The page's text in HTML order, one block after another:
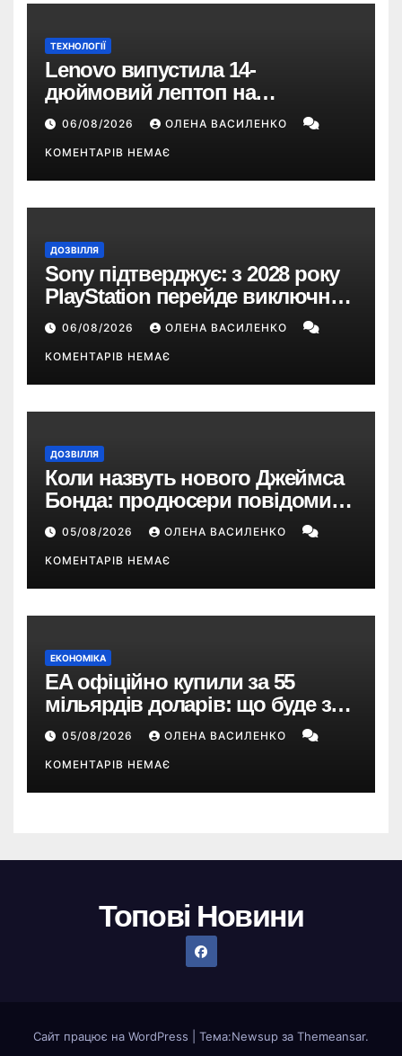
ТЕХНОЛОГІЇ
Lenovo випустила 14-
дюймовий лептоп на
Snapdragon X2 з автономністю
понад 33 години
06/08/2026 ОЛЕНА ВАСИЛЕНКО
КОМЕНТАРІВ НЕМАЄ
ДОЗВІЛЛЯ
Sony підтверджує: з 2028 року
PlayStation перейде виключно
на цифрові ігри
06/08/2026 ОЛЕНА ВАСИЛЕНКО
КОМЕНТАРІВ НЕМАЄ
ДОЗВІЛЛЯ
Коли назвуть нового Джеймса
Бонда: продюсери повідомили
про терміни кастингу
05/08/2026 ОЛЕНА ВАСИЛЕНКО
КОМЕНТАРІВ НЕМАЄ
ЕКОНОМІКА
EA офіційно купили за 55
мільярдів доларів: що буде з
EA Sports FC, Battlefield і The
Sims
05/08/2026 ОЛЕНА ВАСИЛЕНКО
КОМЕНТАРІВ НЕМАЄ
Топові Новини
Сайт працює на WordPress Тема:Newsup за Themeansar.